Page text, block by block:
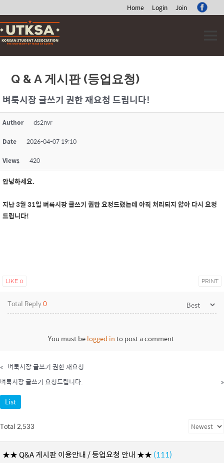
Home Login Join
Skip
to
content
Q & A 게시판 (등업요청)
벼룩시장 글쓰기 권한 재요청 드립니다!
Author ds2nvr
Date 2026-04-07 19:10
Views 420
안녕하세요.
지난 3월 31일 벼룩시장 글쓰기 권한 요청드렸는데 아직 처리되지 않아 다시 요청
드립니다!
LIKE 0 PRINT
Total Reply0
You must belogged into post a comment.
« 벼룩시장 글쓰기 권한 재요청
벼룩시장 글쓰기 요청드립니다.
»
List
Total 2,533
★★ Q&A 게시판 이용안내 / 등업요청 안내 ★★ (111)